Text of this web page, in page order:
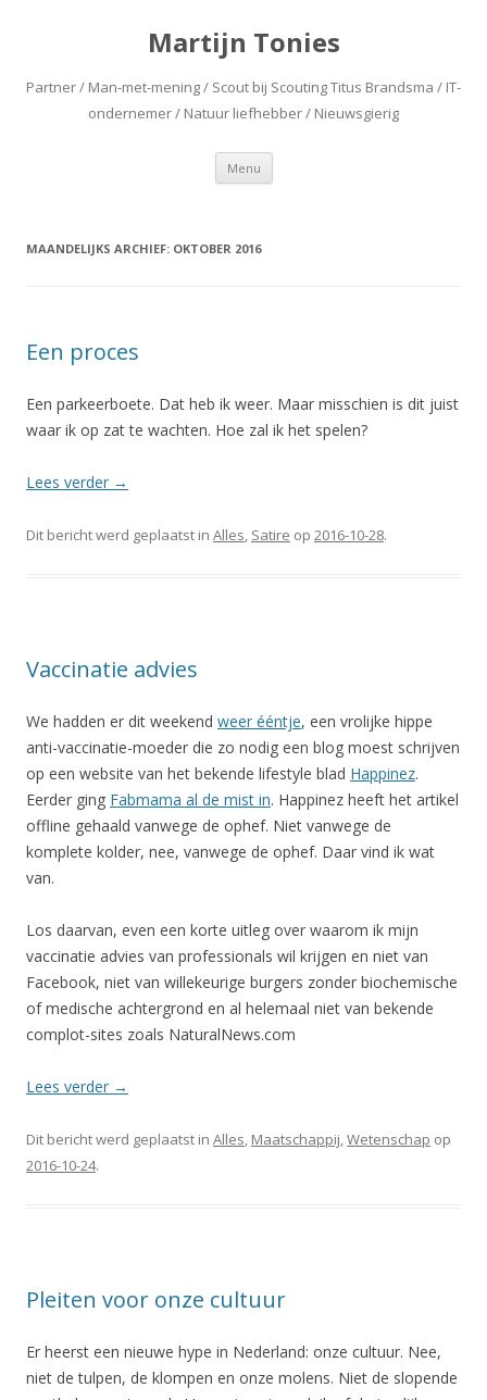
Martijn Tonies
Partner / Man-met-mening / Scout bij Scouting Titus Brandsma / IT-
ondernemer / Natuur liefhebber / Nieuwsgierig
Menu Spring naar de inhoud
MAANDELIJKS ARCHIEF: OKTOBER 2016
Een proces
Een parkeerboete. Dat heb ik weer. Maar misschien is dit juist
waar ik op zat te wachten. Hoe zal ik het spelen?
Lees verder →
Dit bericht werd geplaatst in Alles, Satire op 2016-10-28.
Vaccinatie advies
We hadden er dit weekend weer ééntje, een vrolijke hippe
anti-vaccinatie-moeder die zo nodig een blog moest schrijven
op een website van het bekende lifestyle blad Happinez.
Eerder ging Fabmama al de mist in. Happinez heeft het artikel
offline gehaald vanwege de ophef. Niet vanwege de
komplete kolder, nee, vanwege de ophef. Daar vind ik wat
van.
Los daarvan, even een korte uitleg over waarom ik mijn
vaccinatie advies van professionals wil krijgen en niet van
Facebook, niet van willekeurige burgers zonder biochemische
of medische achtergrond en al helemaal niet van bekende
complot-sites zoals NaturalNews.com
Lees verder →
Dit bericht werd geplaatst in Alles, Maatschappij,Wetenschap op
2016-10-24.
Pleiten voor onze cultuur
Er heerst een nieuwe hype in Nederland: onze cultuur. Nee,
niet de tulpen, de klompen en onze molens. Niet de slopende